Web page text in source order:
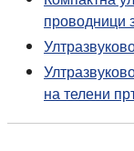
проводници
на телени